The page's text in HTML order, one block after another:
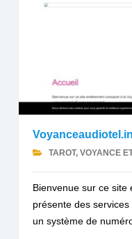
TAROT, VOYANCE
Bienvenue sur ce site
présente des
un système de